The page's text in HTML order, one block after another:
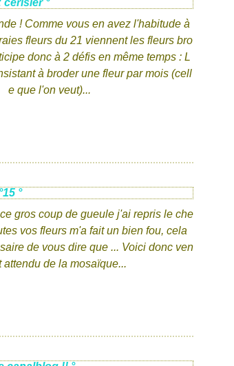
cerisier °
! Comme vous en avez l'habitude à
fleurs du 21 viennent les fleurs bro
donc à 2 défis en même temps : L
à broder une fleur par mois (cell
e que l'on veut)...
°
gros coup de gueule j'ai repris le che
vos fleurs m'a fait un bien fou, cela
de vous dire que ... Voici donc ven
attendu de la mosaïque...